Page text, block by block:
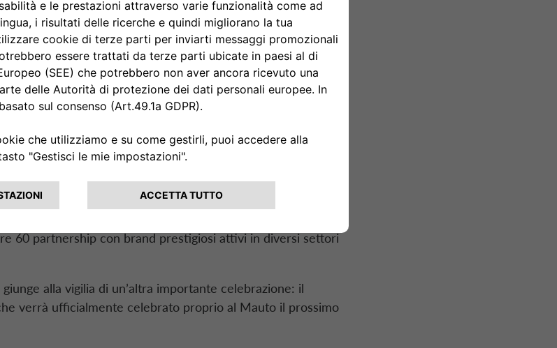
riflessione sull’impatto ambientale dei nostri spostamenti
i visitatori potranno interagire con:
footprint, per comprendere l’impatto ambientale delle
unica che, grazie all’intelligenza artificiale,
ideale in base alle esigenze individuali.
agli Anni ’30, un totem interattivo ripercorre i 100 anni
di evoluzione iniziato nel 1925 a Torino con la nascita di
60partnershipconbrandprestigiosi attivi in diversi settori
alla vigilia di un’altra importante celebrazione: il
verrà ufficialmente celebrato proprio al Mauto il prossimo